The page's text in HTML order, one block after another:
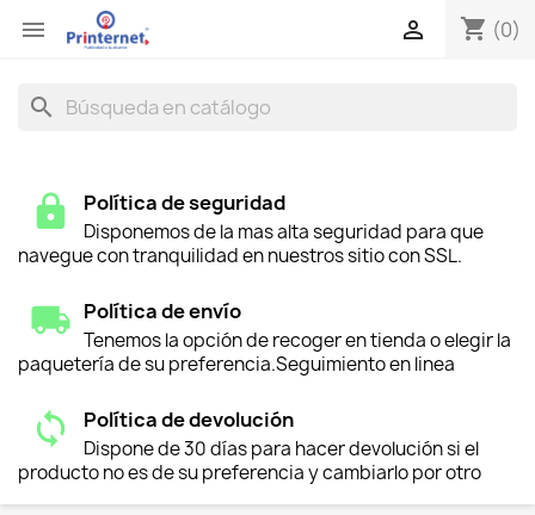
 shopping_cart (0)

search
Política de seguridad
Disponemos de la mas alta seguridad para que
navegue con tranquilidad en nuestros sitio con SSL.
Política de envío
Tenemos la opción de recoger en tienda o elegir la
paquetería de su preferencia.Seguimiento en linea
Política de devolución
Dispone de 30 días para hacer devolución si el
producto no es de su preferencia y cambiarlo por otro